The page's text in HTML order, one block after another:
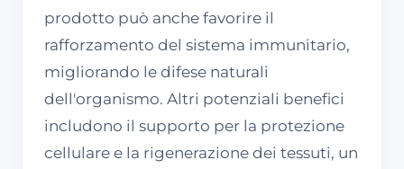
prodotto può anche favorire il
rafforzamento del sistema immunitario,
migliorando le difese naturali
dell'organismo. Altri potenziali benefici
includono il supporto per la protezione
cellulare e la rigenerazione dei tessuti, un